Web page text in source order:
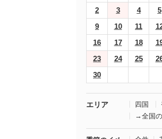
2
3 4 5
9
10 11
16
17 18
23
24 25
30
エリア 四国
→全国